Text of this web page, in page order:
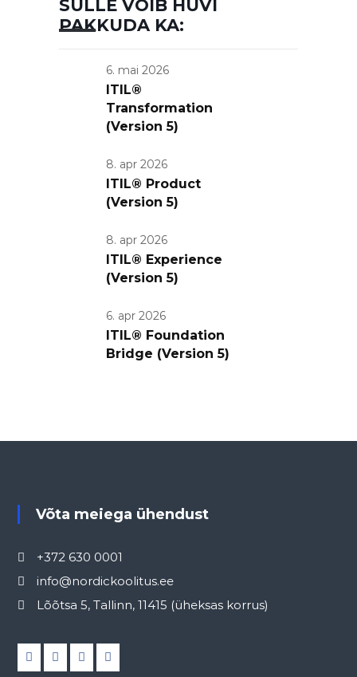
SULLE VÕIB HUVI
PAKKUDA KA:
6. mai 2026
ITIL®
Transformation
(Version 5)
8. apr 2026
ITIL® Product
(Version 5)
8. apr 2026
ITIL® Experience
(Version 5)
6. apr 2026
ITIL® Foundation
Bridge (Version 5)
Võta meiega ühendust
+372 630 0001
info@nordickoolitus.ee
Lõõtsa 5, Tallinn, 11415 (üheksas korrus)